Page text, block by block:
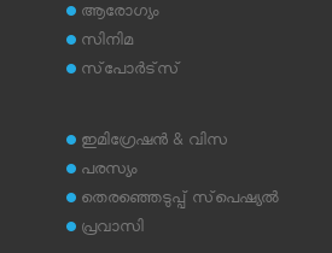
ആരോഗ്യം
സിനിമ
സ്‌പോര്‍ട്‌സ്
ഇമിഗ്രേഷന്‍ & വിസ
പരസ്യം
തെരഞ്ഞെടുപ്പ് സ്‌പെഷ്യല്‍
പ്രവാസി